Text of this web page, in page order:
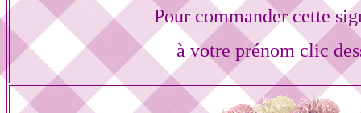
Pour commander cette
à votre prénom clic